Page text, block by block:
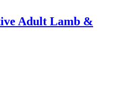
Adult Lamb &